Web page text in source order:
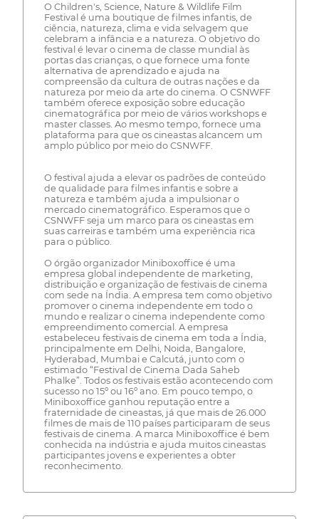
O Children's, Science, Nature & Wildlife Film
Festival é uma boutique de filmes infantis, de
ciência, natureza, clima e vida selvagem que
celebram a infância e a natureza. O objetivo do
festival é levar o cinema de classe mundial às
portas das crianças, o que fornece uma fonte
alternativa de aprendizado e ajuda na
compreensão da cultura de outras nações e da
natureza por meio da arte do cinema. O CSNWFF
também oferece exposição sobre educação
cinematográfica por meio de vários workshops e
master classes. Ao mesmo tempo, fornece uma
plataforma para que os cineastas alcancem um
amplo público por meio do CSNWFF.
O festival ajuda a elevar os padrões de conteúdo
de qualidade para filmes infantis e sobre a
natureza e também ajuda a impulsionar o
mercado cinematográfico. Esperamos que o
CSNWFF seja um marco para os cineastas em
suas carreiras e também uma experiência rica
para o público.
O órgão organizador Miniboxoffice é uma
empresa global independente de marketing,
distribuição e organização de festivais de cinema
com sede na Índia. A empresa tem como objetivo
promover o cinema independente em todo o
mundo e realizar o cinema independente como
empreendimento comercial. A empresa
estabeleceu festivais de cinema em toda a Índia,
principalmente em Delhi, Noida, Bangalore,
Hyderabad, Mumbai e Calcutá, junto com o
estimado “Festival de Cinema Dada Saheb
Phalke”. Todos os festivais estão acontecendo com
sucesso no 15º ou 16º ano. Em pouco tempo, o
Miniboxoffice ganhou reputação entre a
fraternidade de cineastas, já que mais de 26.000
filmes de mais de 110 países participaram de seus
festivais de cinema. A marca Miniboxoffice é bem
conhecida na indústria e ajuda muitos cineastas
participantes jovens e experientes a obter
reconhecimento.